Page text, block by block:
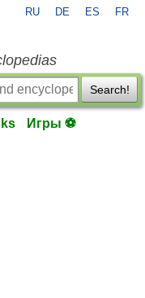
RU DE ES FR
Search!
Игры ⚽